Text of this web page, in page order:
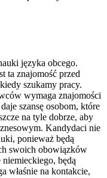
języka obcego.
ta znajomość przed
szukamy pracy.
wymaga znajomości
szansę osobom, które
na tyle dobrze, aby
Kandydaci nie
ponieważ będą
swoich obowiązków
będą
właśnie na kontakcie,